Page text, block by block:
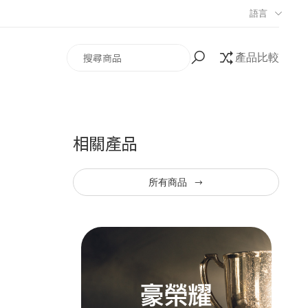
語言
產品比較
相關產品
所有商品